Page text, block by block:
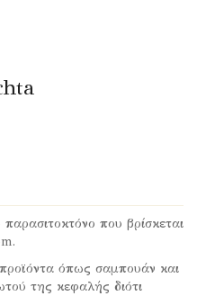
που βρίσκεται
όπως σαμπουάν και
της κεφαλής διότι